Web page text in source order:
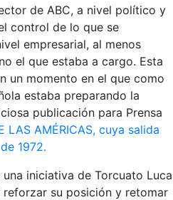
de ABC, a nivel político y
control de lo que se
empresarial, al menos
el que estaba a cargo. Esta
un momento en el que como
estaba preparando la
publicación para Prensa
LAS AMÉRICAS, cuya salida
1972.
una iniciativa de Torcuato Luca
reforzar su posición y retomar